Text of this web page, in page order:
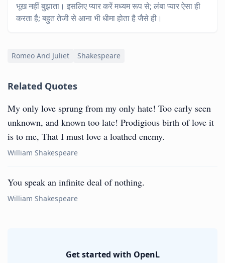
भूख नहीं बुझाता। इसलिए प्यार करें मध्यम रूप से; लंबा प्यार ऐसा ही
करता है; बहुत तेजी से आना भी धीमा होता है जैसे ही।
Romeo And Juliet Shakespeare
Related Quotes
My only love sprung from my only hate! Too early seen
unknown, and known too late! Prodigious birth of love it
is to me, That I must love a loathed enemy.
William Shakespeare
You speak an infinite deal of nothing.
William Shakespeare
Get started with OpenL